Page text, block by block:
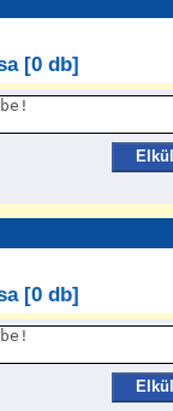
[0 db]
[0 db]